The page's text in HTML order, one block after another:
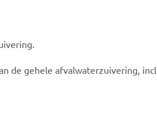
de gehele afvalwaterzuivering,